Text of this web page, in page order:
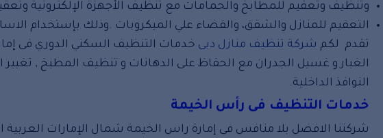
وتنظيف وتعقيم للمطابخ والحمامات مع تنظيف الأجهزة الإلكترونية
التعقيم للمنازل والشقق، والقضاء علي الميكروبات .وذلك بإستخدام
تقدم لكم شركة تنظيف منازل دبى خدمات التنظيف السكني الدوري فى
الغبار و غسيل الجدران مع الحفاظ على الدهانات و تنظيف المطبخ ,
النوافذ الداخلية.
خدمات التنظيف فى رأس الخيمة
شركتنا الافضل بلا منافس فى إمارة راس الخيمة شمال الإمارات